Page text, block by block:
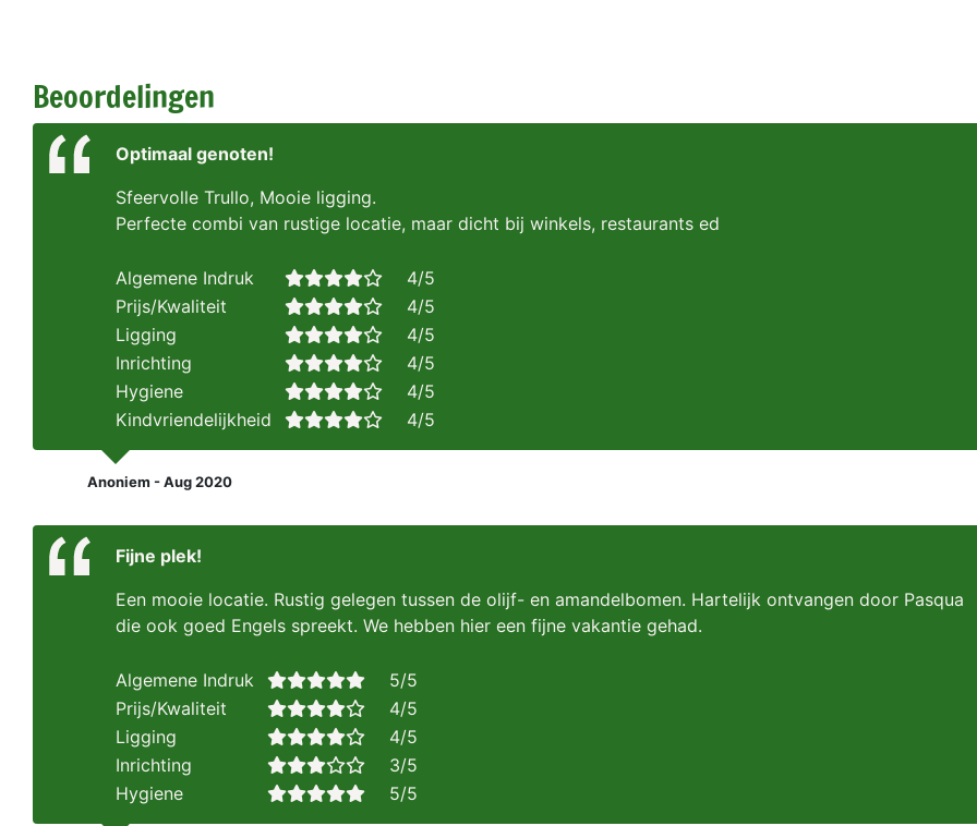
Beoordelingen
Optimaal genoten!
Sfeervolle Trullo, Mooie ligging.
Perfecte combi van rustige locatie, maar dicht bij winkels, restaurants ed
Algemene Indruk
4/5
Prijs/Kwaliteit
4/5
Ligging
4/5
Inrichting
4/5
Hygiene
4/5
Kindvriendelijkheid
4/5
Anoniem - Aug 2020
Fijne plek!
Een mooie locatie. Rustig gelegen tussen de olijf- en amandelbomen. Hartelijk ontvangen door Pasqua
die ook goed Engels spreekt. We hebben hier een fijne vakantie gehad.
Algemene Indruk
5/5
Prijs/Kwaliteit
4/5
Ligging
4/5
Inrichting
3/5
Hygiene
5/5